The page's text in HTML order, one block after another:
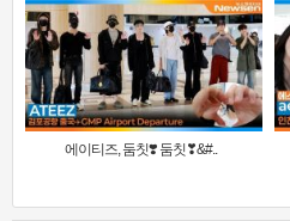
에이티즈, 둠칫❣️ 둠칫❣&#..